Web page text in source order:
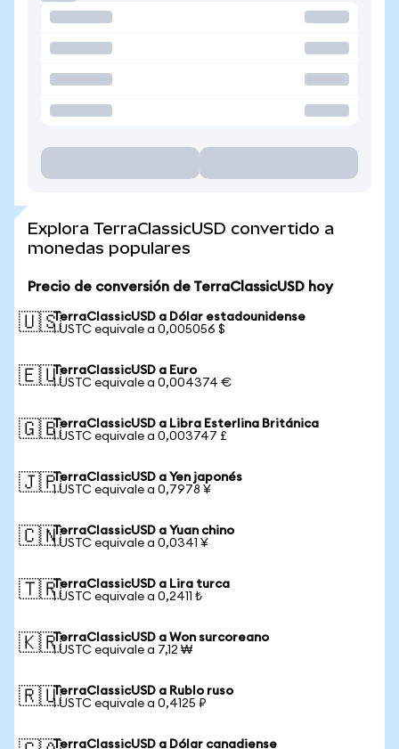
Explora TerraClassicUSD convertido a
monedas populares
Precio de conversión de TerraClassicUSD hoy
🇺🇸TerraClassicUSD a Dólar estadounidense
1 USTC equivale a 0,005056 $
🇪🇺TerraClassicUSD a Euro
1 USTC equivale a 0,004374 €
🇬🇧TerraClassicUSD a Libra Esterlina Británica
1 USTC equivale a 0,003747 £
🇯🇵TerraClassicUSD a Yen japonés
1 USTC equivale a 0,7978 ¥
🇨🇳TerraClassicUSD a Yuan chino
1 USTC equivale a 0,0341 ¥
🇹🇷TerraClassicUSD a Lira turca
1 USTC equivale a 0,2411 ₺
🇰🇷TerraClassicUSD a Won surcoreano
1 USTC equivale a 7,12 ₩
🇷🇺TerraClassicUSD a Rublo ruso
1 USTC equivale a 0,4125 ₽
TerraClassicUSD a Dólar canadiense